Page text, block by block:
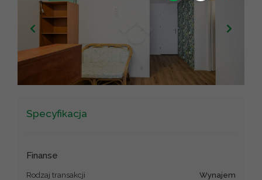
OpenStreetMap contributors ©
Specyfikacja
Finanse
Rodzaj transakcji
wynajem